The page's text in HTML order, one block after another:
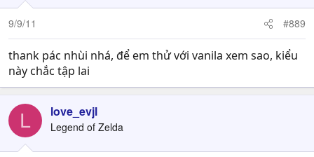
9/9/11 #889
thank pác nhùi nhá, để em thử với vanila xem sao, kiểu
này chắc tập lai
L love_evjl
Legend of Zelda